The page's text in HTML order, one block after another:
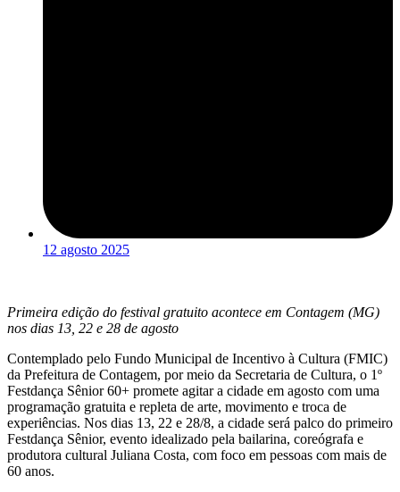
12 agosto 2025
Primeira edição do festival gratuito acontece em Contagem (MG)
nos dias 13, 22 e 28 de agosto
Contemplado pelo Fundo Municipal de Incentivo à Cultura (FMIC)
da Prefeitura de Contagem, por meio da Secretaria de Cultura, o 1º
Festdança Sênior 60+ promete agitar a cidade em agosto com uma
programação gratuita e repleta de arte, movimento e troca de
experiências. Nos dias 13, 22 e 28/8, a cidade será palco do primeiro
Festdança Sênior, evento idealizado pela bailarina, coreógrafa e
produtora cultural Juliana Costa, com foco em pessoas com mais de
60 anos.